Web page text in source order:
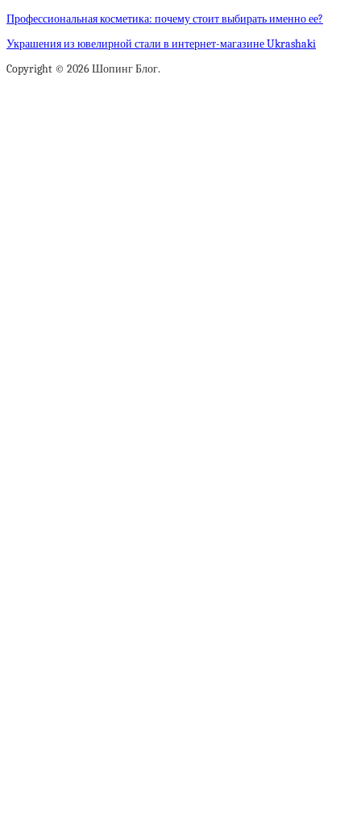
Профессиональная косметика: почему стоит выбирать именно ее?
Украшения из ювелирной стали в интернет-магазине Ukrashaki
Copyright © 2026 Шопинг Блог.